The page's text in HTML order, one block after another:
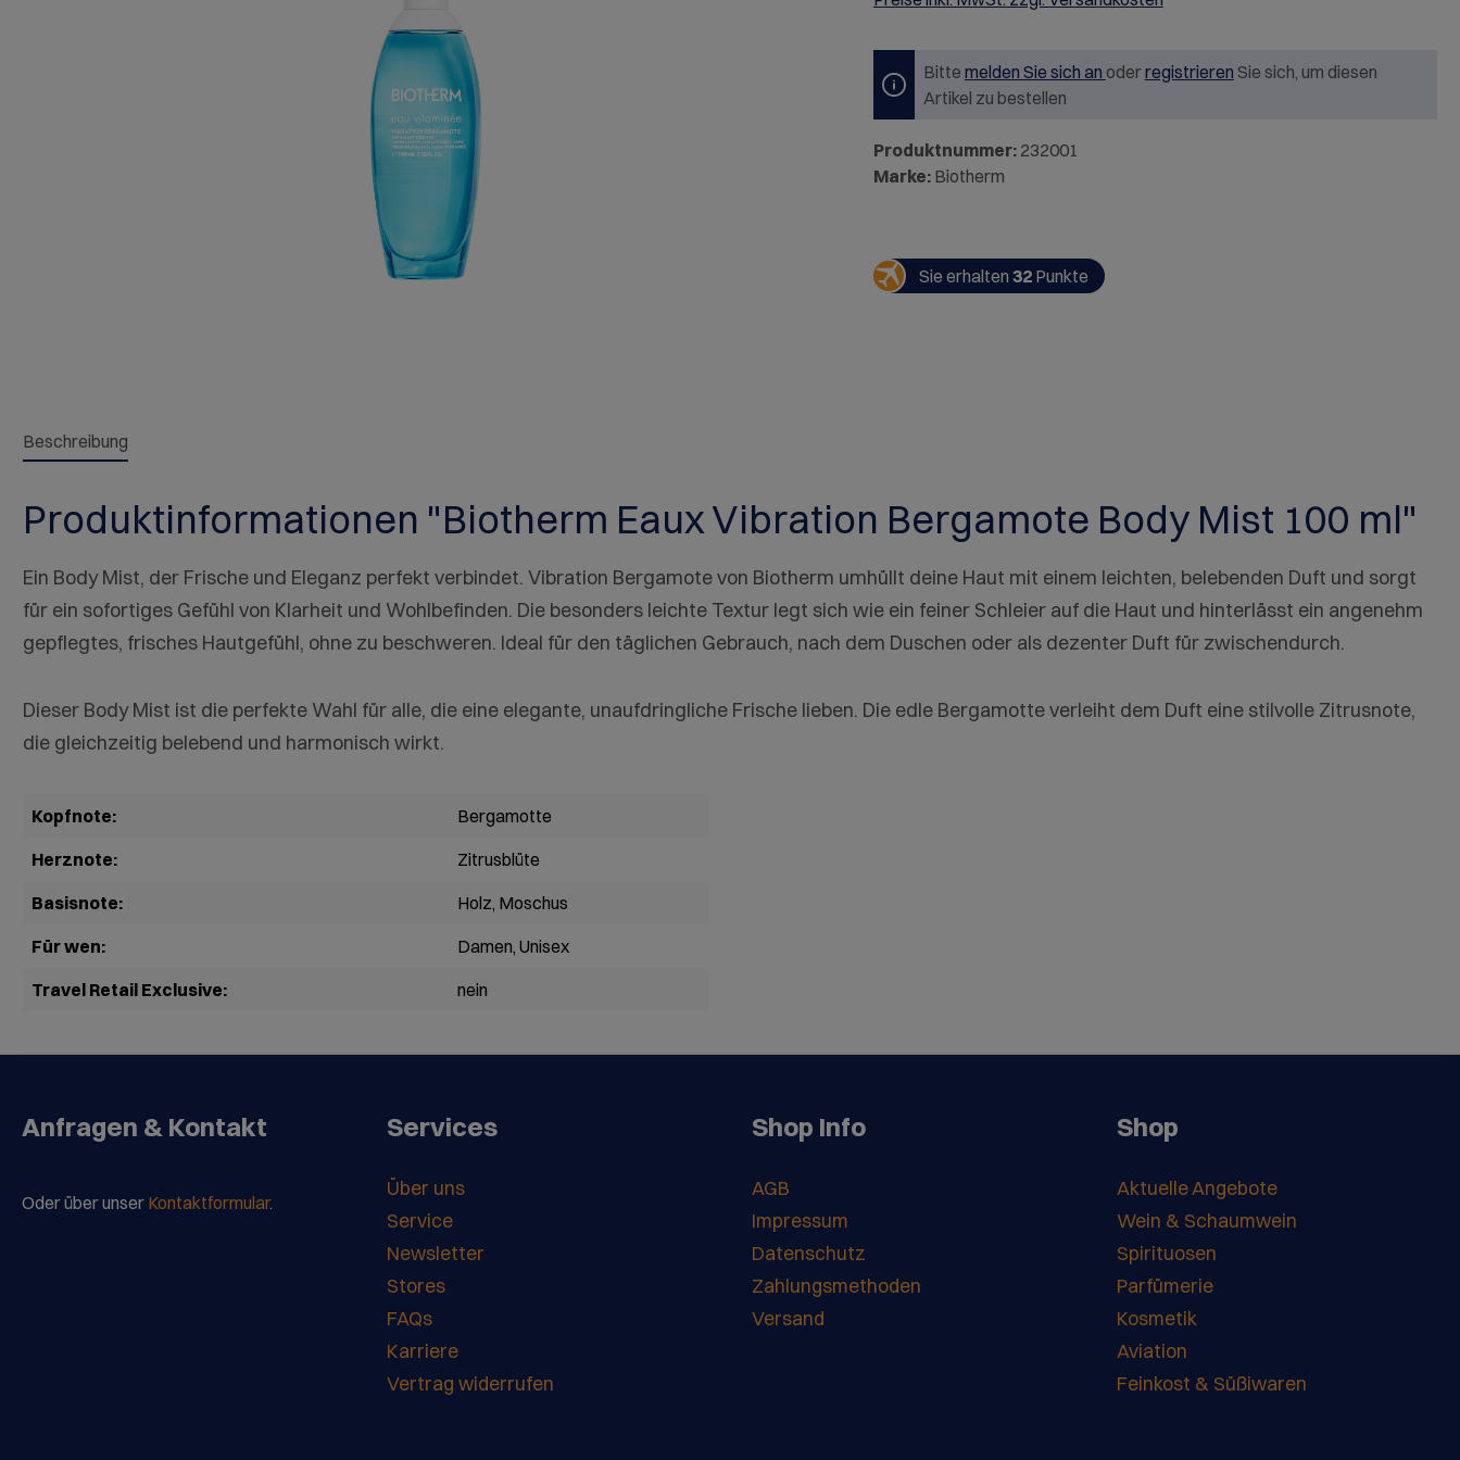
Bitte melden Sie sich an oderregistrieren Sie sich, um diesen
Artikel zu bestellen
Produktnummer: 232001
Marke: Biotherm
Sie erhalten 32 Punkte
Beschreibung
Produktinformationen "Biotherm Eaux Vibration Bergamote Body Mist 100 ml"
Ein Body Mist, der Frische und Eleganz perfekt verbindet. Vibration Bergamote von Biotherm umhüllt deine Haut mit einem leichten, belebenden Duft und sorgt
für ein sofortiges Gefühl von Klarheit und Wohlbefinden. Die besonders leichte Textur legt sich wie ein feiner Schleier auf die Haut und hinterlässt ein angenehm
gepflegtes, frisches Hautgefühl, ohne zu beschweren. Ideal für den täglichen Gebrauch, nach dem Duschen oder als dezenter Duft für zwischendurch.
Dieser Body Mist ist die perfekte Wahl für alle, die eine elegante, unaufdringliche Frische lieben. Die edle Bergamotte verleiht dem Duft eine stilvolle Zitrusnote,
die gleichzeitig belebend und harmonisch wirkt.
Kopfnote:
Bergamotte
Herznote:
Zitrusblüte
Basisnote:
Holz, Moschus
Für wen:
Damen, Unisex
Travel Retail Exclusive:
nein
Anfragen & Kontakt
Oder über unser Kontaktformular.
Services
Über uns
Service
Newsletter
Stores
FAQs
Karriere
Vertrag widerrufen
Shop Info
AGB
Impressum
Datenschutz
Zahlungsmethoden
Versand
Shop
Aktuelle Angebote
Wein & Schaumwein
Spirituosen
Parfümerie
Kosmetik
Aviation
Feinkost & Süßiwaren